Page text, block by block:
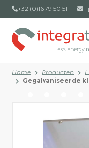
+32 (0)16 79 50 51
Home Producten
Gegalvaniseerde